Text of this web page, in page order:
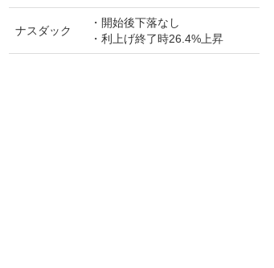
ナスダック
・開始後下落なし
・利上げ終了時26.4%上昇